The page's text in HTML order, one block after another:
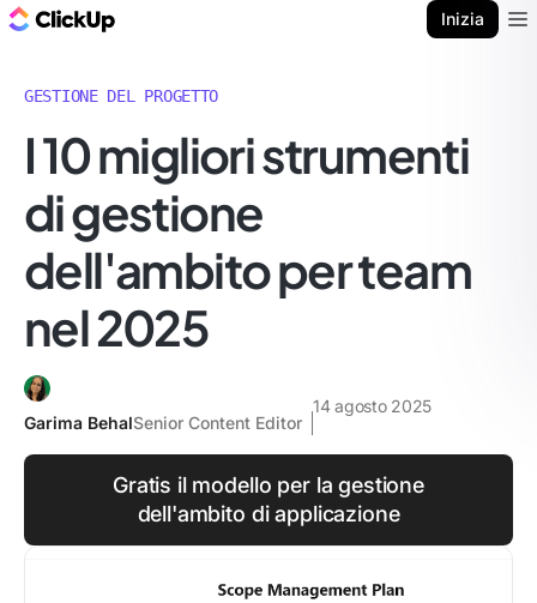
Inizia
GESTIONE DEL PROGETTO
I 10 migliori strumenti
di gestione
dell'ambito per team
nel 2025
Garima BehalSenior Content Editor
14 agosto 2025
Gratis il modello per la gestione
dell'ambito di applicazione